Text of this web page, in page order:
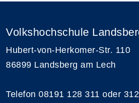
Volkshochschule
Hubert-von-Herkomer-Str. 110
86899 Landsberg am Lech
Telefon 08191 128 311 oder 312